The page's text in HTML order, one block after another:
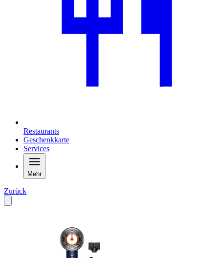
Restaurants
Geschenkkarte
Services
Mehr
Zurück